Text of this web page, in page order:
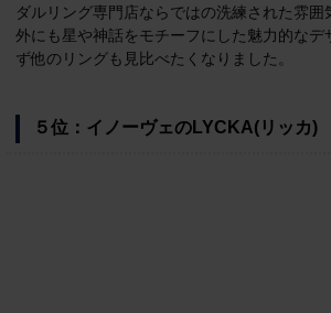
ダルリング専門店ならではの洗練された雰囲
外にも星や神話をモチーフにした魅力的なデ
ず他のリングも見比べたくなりました。
５位：イノーヴェのLYCKA(リッカ)